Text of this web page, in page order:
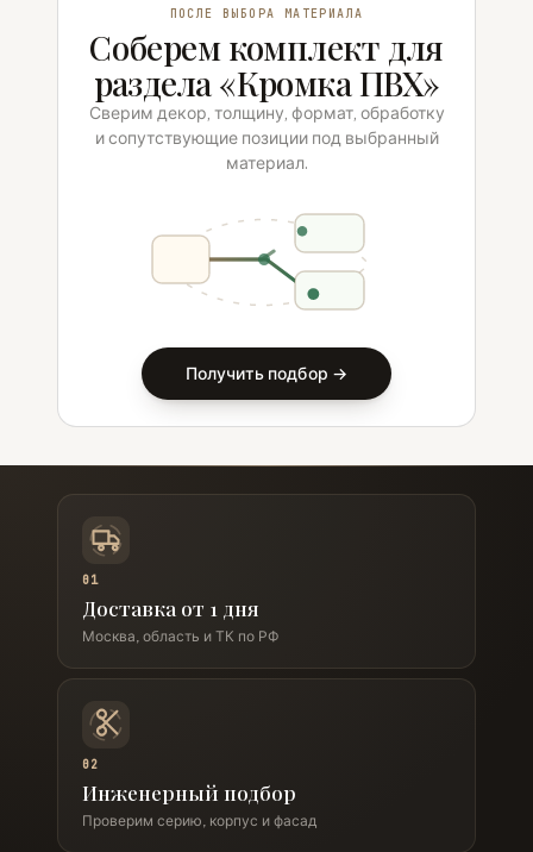
ПОСЛЕ ВЫБОРА МАТЕРИАЛА
Соберем комплект для
раздела «Кромка ПВХ»
Сверим декор, толщину, формат, обработку
и сопутствующие позиции под выбранный
материал.
Получить подбор →
01
Доставка от 1 дня
Москва, область и ТК по РФ
02
Инженерный подбор
Проверим серию, корпус и фасад